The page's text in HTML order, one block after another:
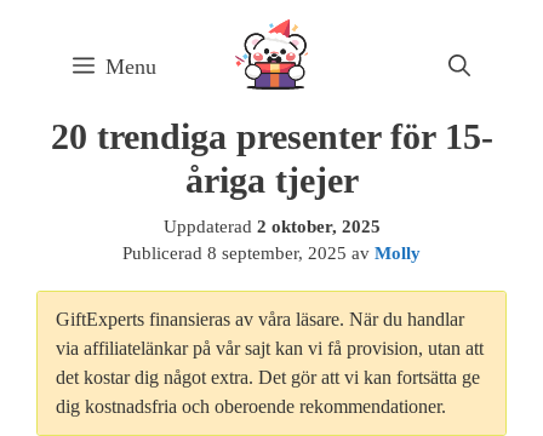
Menu
20 trendiga presenter för 15-
åriga tjejer
Uppdaterad 2 oktober, 2025
Publicerad 8 september, 2025 av Molly
GiftExperts finansieras av våra läsare. När du handlar
via affiliatelänkar på vår sajt kan vi få provision, utan att
det kostar dig något extra. Det gör att vi kan fortsätta ge
dig kostnadsfria och oberoende rekommendationer.